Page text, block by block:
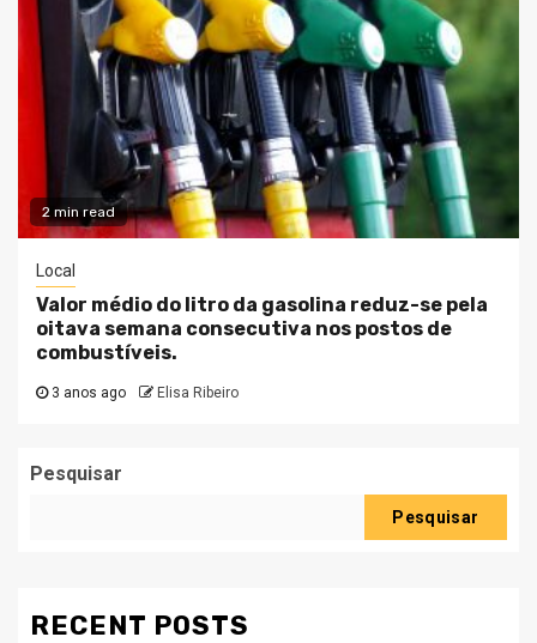
2 min read
Local
Valor médio do litro da gasolina reduz-se pela
oitava semana consecutiva nos postos de
combustíveis.
3 anos ago Elisa Ribeiro
Pesquisar
Pesquisar
RECENT POSTS